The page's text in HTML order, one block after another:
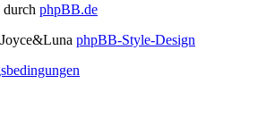
durch phpBB.de
phpBB-Style-Design